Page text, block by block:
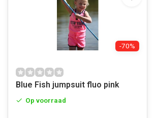
-70%
Blue Fish jumpsuit fluo pink
Op voorraad